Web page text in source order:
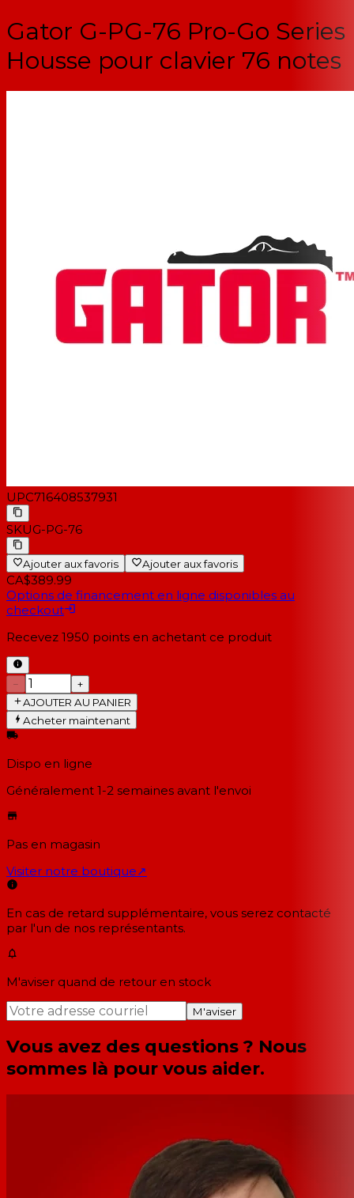
Gator G-PG-76 Pro-Go Series
Housse pour clavier 76 notes
UPC716408537931
SKUG-PG-76
Ajouter aux favoris Ajouter aux favoris
CA$389.99
Options de financement en ligne disponibles au
checkout
Recevez 1950 points en achetant ce produit
−
+
AJOUTER AU PANIER
Acheter maintenant
Dispo en ligne
Généralement 1-2 semaines avant l'envoi
Pas en magasin
Visiter notre boutique↗
En cas de retard supplémentaire, vous serez contacté
par l'un de nos représentants.
M'aviser quand de retour en stock
M'aviser
Vous avez des questions ? Nous
sommes là pour vous aider.